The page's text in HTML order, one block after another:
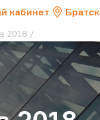
кабинет Братск
2018